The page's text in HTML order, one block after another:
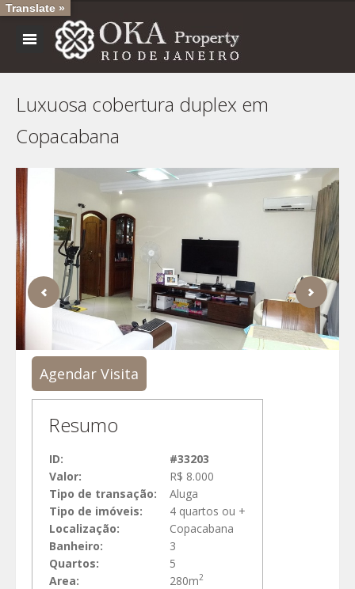
Luxuosa cobertura duplex em
Copacabana
Agendar Visita
Resumo
ID:
#33203
Valor:
R$ 8.000
Tipo de transação:
Aluga
Tipo de imóveis:
4 quartos ou +
Localização:
Copacabana
Banheiro:
3
Quartos:
5
Area:
280m2
Translate »